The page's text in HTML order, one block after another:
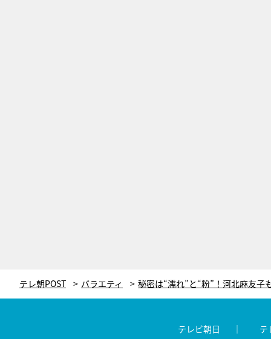
テレ朝POST バラエティ
テレビ朝日 テ